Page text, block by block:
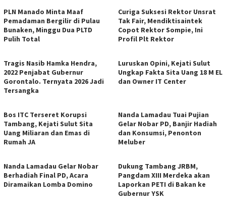
PLN Manado Minta Maaf
Pemadaman Bergilir di Pulau
Bunaken, Minggu Dua PLTD
Pulih Total
Curiga Suksesi Rektor Unsrat
Tak Fair, Mendiktisaintek
Copot Rektor Sompie, Ini
Profil Plt Rektor
Tragis Nasib Hamka Hendra,
2022 Penjabat Gubernur
Gorontalo. Ternyata 2026 Jadi
Tersangka
Luruskan Opini, Kejati Sulut
Ungkap Fakta Sita Uang 18 M EL
dan Owner IT Center
Bos ITC Terseret Korupsi
Tambang, Kejati Sulut Sita
Uang Miliaran dan Emas di
Rumah JA
Nanda Lamadau Tuai Pujian
Gelar Nobar PD, Banjir Hadiah
dan Konsumsi, Penonton
Meluber
Nanda Lamadau Gelar Nobar
Berhadiah Final PD, Acara
Diramaikan Lomba Domino
Dukung Tambang JRBM,
Pangdam XIII Merdeka akan
Laporkan PETI di Bakan ke
Gubernur YSK